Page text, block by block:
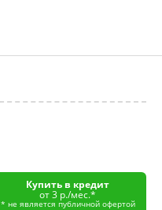
Купить в кредит
от 3 р./мес.*
* не является публичной офертой